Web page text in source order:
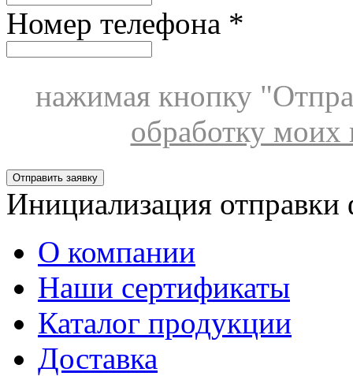
Номер телефона *
нажимая кнопку
обработку
Отправить заявку
Инициализация
О компании
Наши сертификаты
Каталог продукции
Доставка